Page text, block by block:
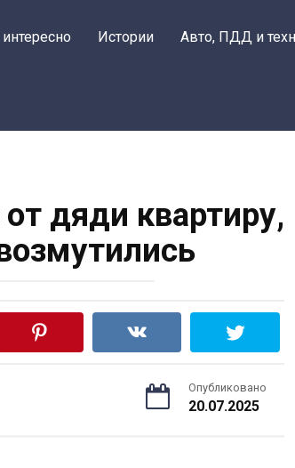
Истории Авто, ПДД и
дяди квартиру,
Опубликовано
20.07.2025